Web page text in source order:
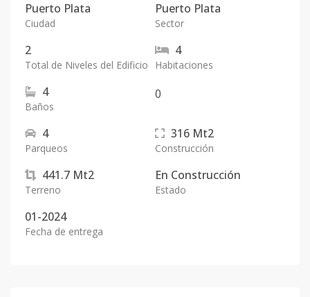
Puerto Plata
Ciudad
Puerto Plata
Sector
2
Total de Niveles del Edificio
4
Habitaciones
4
Baños
0
4
Parqueos
316 Mt2
Construcción
441.7 Mt2
Terreno
En Construcción
Estado
01-2024
Fecha de entrega